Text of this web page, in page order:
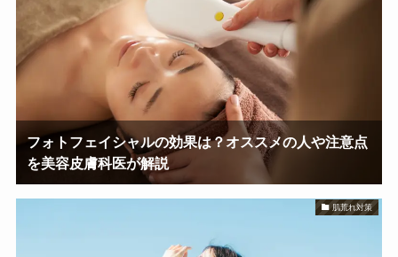
フォトフェイシャルの効果は？オススメの人や注意点
を美容皮膚科医が解説
肌荒れ対策